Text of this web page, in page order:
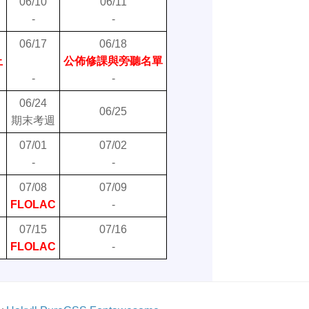
-
-
06/17
-
06/18
公佈修課與旁聽名單
-
06/24
期末考週
06/25
07/01
-
07/02
-
07/08
FLOLAC
07/09
-
07/15
FLOLAC
07/16
-